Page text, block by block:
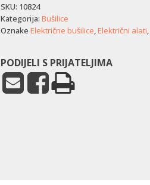
Makita
6413
količina
SKU: 10824
Kategorija: Bušilice
Oznake Električne bušilice,Električni alati,
PODIJELI S PRIJATELJIMA